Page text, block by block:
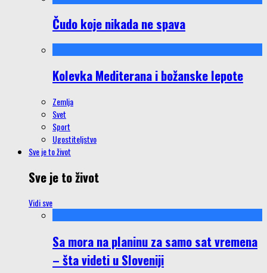
Čudo koje nikada ne spava
Kolevka Mediterana i božanske lepote
Zemlja
Svet
Sport
Ugostiteljstvo
Sve je to život
Sve je to život
Vidi sve
Sa mora na planinu za samo sat vremena
– šta videti u Sloveniji